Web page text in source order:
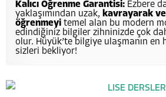
Kalıcı Öğrenme Garantisi: Ezbere
yaklaşımından uzak, kavrayarak
öğrenmeyi temel alan bu modern
edindiğiniz bilgiler zihninizde çok
olur. Hüyük’te bilgiye ulaşmanın en
sizleri bekliyor!